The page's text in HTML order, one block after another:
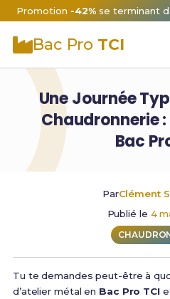
Promotion -42% se terminant
Bac Pro TCI
Une Journée
Chaudronnerie
Bac
ParClément
Publié le 4
Tu te demandes peut-être à
d’atelier métal en Bac Pro TCI